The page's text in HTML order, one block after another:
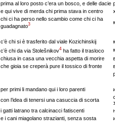
prima al loro posto c’era un bosco, e delle dacie
e qui vive di merda chi prima stava in centro
chi ci ha perso nello scambio come chi ci ha
guadagnato3
c’è chi si è trasferito dal viale Kozichinskij
c’è chi da via Stolešnikov4 ha fatto il trasloco
chiusa in casa una vecchia aspetta di morire
che gioia se creperà pure il tossico di fronte
per primi li mandano qui i loro parenti
con l’idea di tenersi una casuccia di scorta
i gatti latrano tra calcinacci fatiscenti
e i cani miagolano strazianti, senza sosta